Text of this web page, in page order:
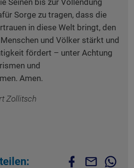
Seinen bis zur Vollendung
Sorge zu tragen, dass die
in diese Welt bringt, den
und Völker stärkt und
fördert – unter Achtung
und
Amen.
Zollitsch